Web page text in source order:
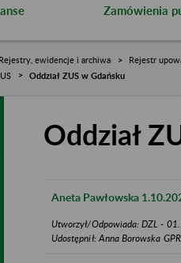
Zamówienia
Rejestry, ewidencje i archiwa
Rejestr
Oddział ZUS w Gdańsku
Oddział
Aneta Pawłowska
Utworzył/Odpowiada: DZL -
Udostępnił: Anna Borowska